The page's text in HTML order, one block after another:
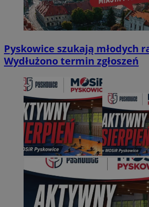
Pyskowice szukają młodych
Wydłużono termin zgłoszeń